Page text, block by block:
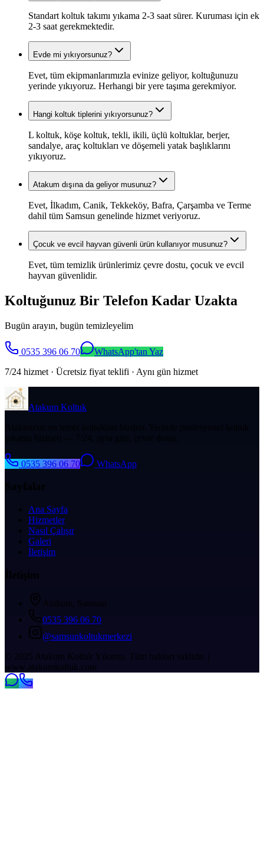
Standart koltuk takımı yıkama 2-3 saat sürer. Kuruması için ek
2-3 saat gerekmektedir.
Evde mi yıkıyorsunuz?
Evet, tüm ekipmanlarımızla evinize geliyor, koltuğunuzu
yerinde yıkıyoruz. Herhangi bir yere taşıma gerekmiyor.
Hangi koltuk tiplerini yıkıyorsunuz?
L koltuk, köşe koltuk, tekli, ikili, üçlü koltuklar, berjer,
sandalye, araç koltukları ve döşemeli yatak başlıklarını
yıkıyoruz.
Atakum dışına da geliyor musunuz?
Evet, İlkadım, Canik, Tekkeköy, Bafra, Çarşamba ve Terme
dahil tüm Samsun genelinde hizmet veriyoruz.
Çocuk ve evcil hayvan güvenli ürün kullanıyor musunuz?
Evet, tüm temizlik ürünlerimiz çevre dostu, çocuk ve evcil
hayvan güvenlidir.
Koltuğunuz Bir Telefon Kadar Uzakta
Bugün arayın, bugün temizleyelim
0535 396 06 70
WhatsApp'tan Yaz
7/24 hizmet · Ücretsiz fiyat teklifi · Aynı gün hizmet
Atakum Koltuk
0535 396 06 70 WhatsApp
Ana Sayfa
Hizmetler
Nasıl Çalışır
Galeri
İletişim
İletişim
Atakum, Samsun
0535 396 06 70
@samsunkoltukmerkezi
© 2025 Atakum Koltuk Yıkama. Tüm hakları saklıdır. |
www.atakumkoltuk.com